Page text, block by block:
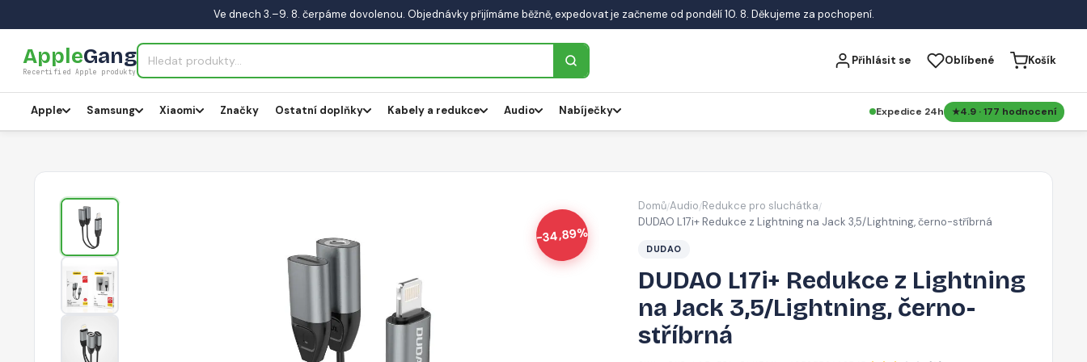
Ve dnech 3.–9. 8. čerpáme dovolenou. Objednávky přijímáme běžně, expedovat je začneme od pondělí 10. 8. Děkujeme za pochopení.
AppleGang
Recertified Apple produkty
Přihlásit se Oblíbené Košík
Apple Samsung Xiaomi Značky Ostatní doplňky Kabely a redukce Audio Nabíječky Expedice 24h 4.9 · 177 hodnocení
-34,89%
Domů/Audio/Redukce pro sluchátka/
DUDAO L17i+ Redukce z Lightning na Jack 3,5/Lightning, černo-stříbrná
DUDAO
DUDAO L17i+ Redukce z Lightning
na Jack 3,5/Lightning, černo-
stříbrná